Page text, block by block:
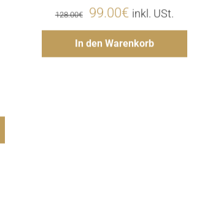
128.00€
Ursprünglicher
Preis
war:
99.00€Aktueller
Preis
ist:
inkl. USt.
In den Warenkorb
Hinzufügen